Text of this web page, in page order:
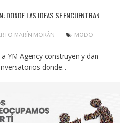
DONDE LAS IDEAS SE ENCUENTRAN
MARÍN MORÁN
MODO
YM Agency construyen y dan
donde...